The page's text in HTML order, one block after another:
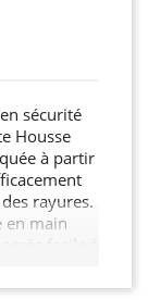
sécurité
Housse
à partir
rayures.
en main
facile à
Galaxy
cette